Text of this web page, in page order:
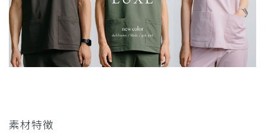
ほぼ黒
ディープネイビーですがほぼ黒です
色味と、おもかより硬めの生地感でした
商品：752レディース:ジャージースクラブトップス・
素材特徴